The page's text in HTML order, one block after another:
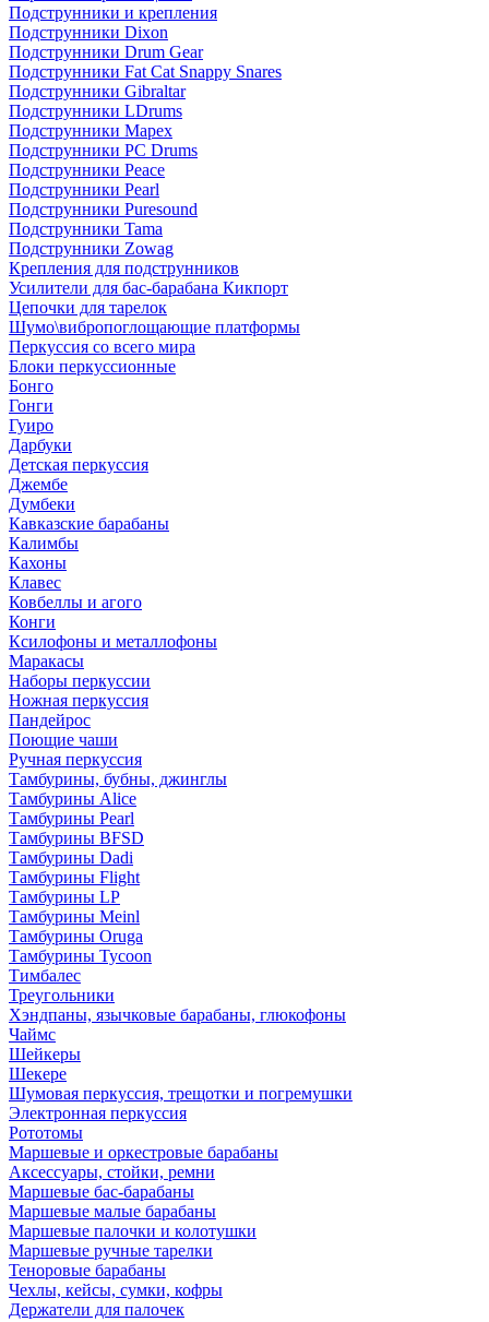
Подструнники и крепления
Подструнники Dixon
Подструнники Drum Gear
Подструнники Fat Cat Snappy Snares
Подструнники Gibraltar
Подструнники LDrums
Подструнники Mapex
Подструнники PC Drums
Подструнники Peace
Подструнники Pearl
Подструнники Puresound
Подструнники Tama
Подструнники Zowag
Крепления для подструнников
Усилители для бас-барабана Кикпорт
Цепочки для тарелок
Шумо\вибропоглощающие платформы
Перкуссия со всего мира
Блоки перкуссионные
Бонго
Гонги
Гуиро
Дарбуки
Детская перкуссия
Джембе
Думбеки
Кавказские барабаны
Калимбы
Кахоны
Клавес
Ковбеллы и агого
Конги
Ксилофоны и металлофоны
Маракасы
Наборы перкуссии
Ножная перкуссия
Пандейрос
Поющие чаши
Ручная перкуссия
Тамбурины, бубны, джинглы
Тамбурины Alice
Тамбурины Pearl
Тамбурины BFSD
Тамбурины Dadi
Тамбурины Flight
Тамбурины LP
Тамбурины Meinl
Тамбурины Oruga
Тамбурины Tycoon
Тимбалес
Треугольники
Хэндпаны, язычковые барабаны, глюкофоны
Чаймс
Шейкеры
Шекере
Шумовая перкуссия, трещотки и погремушки
Электронная перкуссия
Рототомы
Маршевые и оркестровые барабаны
Аксессуары, стойки, ремни
Маршевые бас-барабаны
Маршевые малые барабаны
Маршевые палочки и колотушки
Маршевые ручные тарелки
Теноровые барабаны
Чехлы, кейсы, сумки, кофры
Держатели для палочек